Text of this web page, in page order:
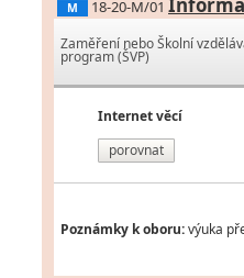
M 18-20-M/01
Zaměření nebo Školní
program (ŠVP)
Internet věcí
porovnat
Poznámky k oboru:výuka